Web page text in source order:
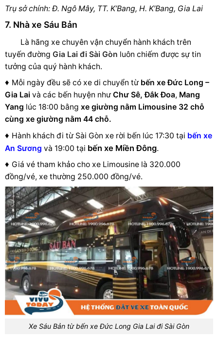
Trụ sở chính: Đ. Ngô Mây, TT. K’Bang, H. K’Bang, Gia Lai
7. Nhà xe Sáu Bản
Là hãng xe chuyên vận chuyển hành khách trên
tuyến đường Gia Lai đi Sài Gòn luôn chiếm được sự tin
tưởng của quý hành khách.
♦ Mỗi ngày đều sẽ có xe di chuyển từ bến xeĐức Long –
Gia Lai và các bến huyện như Chư Sê,Đắk Đoa, Mang
Yang lúc 18:00 bằng xe giường nằm Limousine 32 chỗ
cùng xe giường nằm 44 chỗ.
♦ Hành khách đi từ Sài Gòn xe rời bến lúc 17:30 tại bến xe
An Sương và 19:00 tại bến xe Miền Đông.
♦ Giá vé tham khảo cho xe Limousine là 320.000
đồng/vé, xe thường 250.000 đồng/vé.
Xe Sáu Bản từ bến xe Đức Long Gia Lai đi Sài Gòn